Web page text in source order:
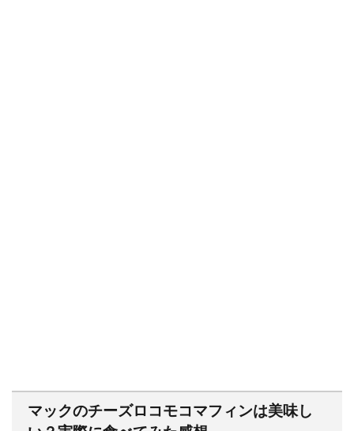
マックのチーズロコモコマフィンは美味し